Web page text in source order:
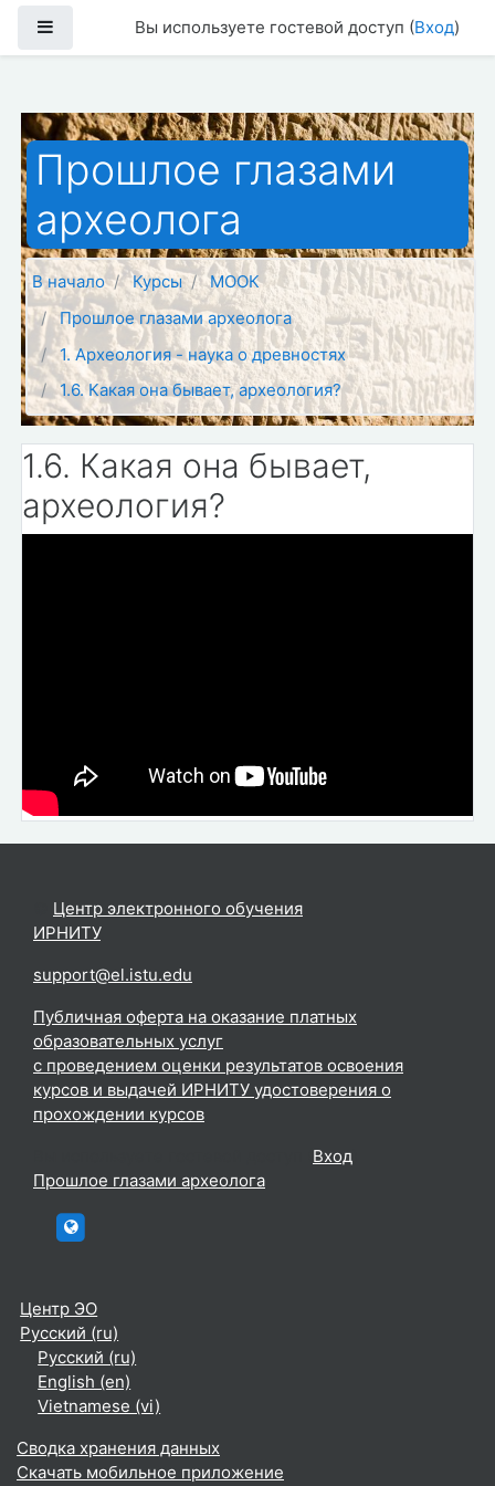
Боковая панельВы используете гостевой доступ (Вход)
Прошлое глазами
археолога
В начало Курсы
МООК
Прошлое глазами археолога
1. Археология - наука о древностях
1.6. Какая она бывает, археология?
1.6. Какая она бывает,
археология?
Центр электронного обучения
ИРНИТУ.
support@el.istu.edu
Публичная оферта на оказание платных
образовательных услуг
с проведением оценки результатов освоения
курсов и выдачей ИРНИТУ удостоверения о
прохождении курсов
Вход
Прошлое глазами археолога
Центр ЭО
Русский ‎(ru)‎
Русский ‎(ru)‎
English ‎(en)‎
Vietnamese ‎(vi)‎
Сводка хранения данных
Скачать мобильное приложение